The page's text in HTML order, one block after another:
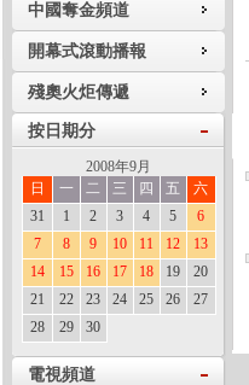
中國奪金頻道
開幕式滾動播報
殘奧火炬傳遞
按日期分
2008年9月
日
一 二 三 四 五
六
31
1 2 3 4 5
6
7
8 9 10 11 12
13
14
15 16 17 18 19
20
21
22 23 24 25 26
27
28
29 30
電視頻道